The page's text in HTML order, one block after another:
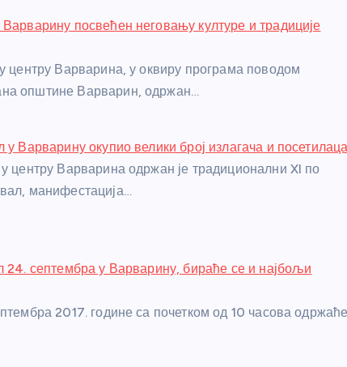
посвећен неговању културе и традиције
центру Варварина, у оквиру програма поводом
општине Варварин, одржан…
Варварину окупио велики број излагача и посетилаца
центру Варварина одржан је традиционални XI по
манифестација…
24. септембра у Варварину, бираће се и најбољи
2017. године са почетком од 10 часова одржаће